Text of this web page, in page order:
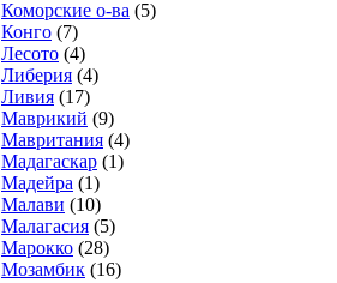
Коморcкие о-ва (5)
Конго (7)
Лесото (4)
Либерия (4)
Ливия (17)
Маврикий (9)
Мавритания (4)
Мадагаскар (1)
Мадейра (1)
Малави (10)
Малагасия (5)
Марокко (28)
Мозамбик (16)